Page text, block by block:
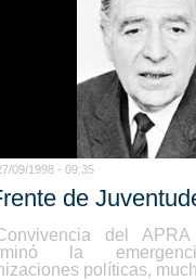
09/1998 - 09:35
de
del
la
políticas,